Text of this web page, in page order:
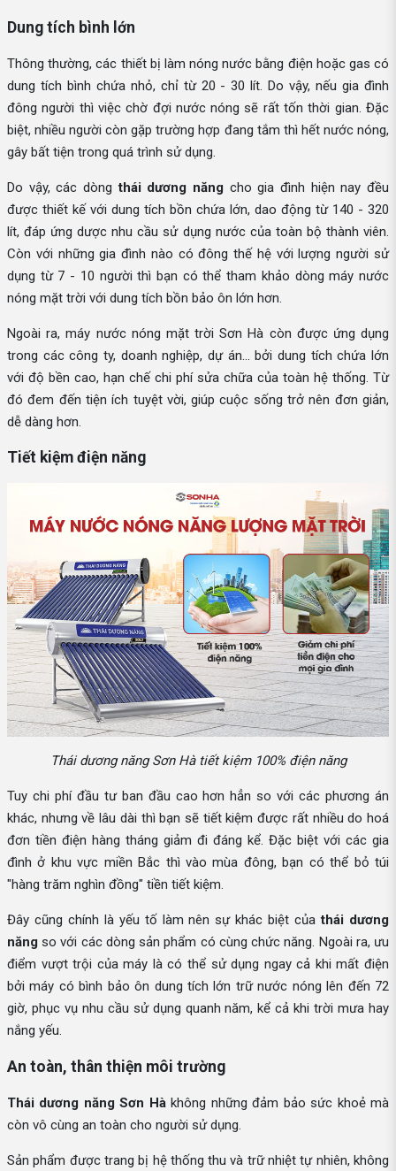
Dung tích bình lớn
Thông thường, các thiết bị làm nóng nước bằng điện hoặc gas có
dung tích bình chứa nhỏ, chỉ từ 20 - 30 lít. Do vậy, nếu gia đình
đông người thì việc chờ đợi nước nóng sẽ rất tốn thời gian. Đặc
biệt, nhiều người còn gặp trường hợp đang tắm thì hết nước nóng,
gây bất tiện trong quá trình sử dụng.
Do vậy, các dòngthái dương năng cho gia đình hiện nay đều
được thiết kế với dung tích bồn chứa lớn, dao động từ 140 - 320
lít, đáp ứng dược nhu cầu sử dụng nước của toàn bộ thành viên.
Còn với những gia đình nào có đông thế hệ với lượng người sử
dụng từ 7 - 10 người thì bạn có thể tham khảo dòng máy nước
nóng mặt trời với dung tích bồn bảo ôn lớn hơn.
Ngoài ra, máy nước nóng mặt trời Sơn Hà còn được ứng dụng
trong các công ty, doanh nghiệp, dự án... bởi dung tích chứa lớn
với độ bền cao, hạn chế chi phí sửa chữa của toàn hệ thống. Từ
đó đem đến tiện ích tuyệt vời, giúp cuộc sống trở nên đơn giản,
dễ dàng hơn.
Tiết kiệm điện năng
Thái dương năng Sơn Hà tiết kiệm 100% điện năng
Tuy chi phí đầu tư ban đầu cao hơn hẳn so với các phương án
khác, nhưng về lâu dài thì bạn sẽ tiết kiệm được rất nhiều do hoá
đơn tiền điện hàng tháng giảm đi đáng kể. Đặc biệt với các gia
đình ở khu vực miền Bắc thì vào mùa đông, bạn có thể bỏ túi
"hàng trăm nghìn đồng" tiền tiết kiệm.
Đây cũng chính là yếu tố làm nên sự khác biệt củathái dương
năng so với các dòng sản phẩm có cùng chức năng. Ngoài ra, ưu
điểm vượt trội của máy là có thể sử dụng ngay cả khi mất điện
bởi máy có bình bảo ôn dung tích lớn trữ nước nóng lên đến 72
giờ, phục vụ nhu cầu sử dụng quanh năm, kể cả khi trời mưa hay
nắng yếu.
An toàn, thân thiện môi trường
Thái dương năng Sơn Hàkhông những đảm bảo sức khoẻ mà
còn vô cùng an toàn cho người sử dụng.
Sản phẩm được trang bị hệ thống thu và trữ nhiệt tự nhiên, không